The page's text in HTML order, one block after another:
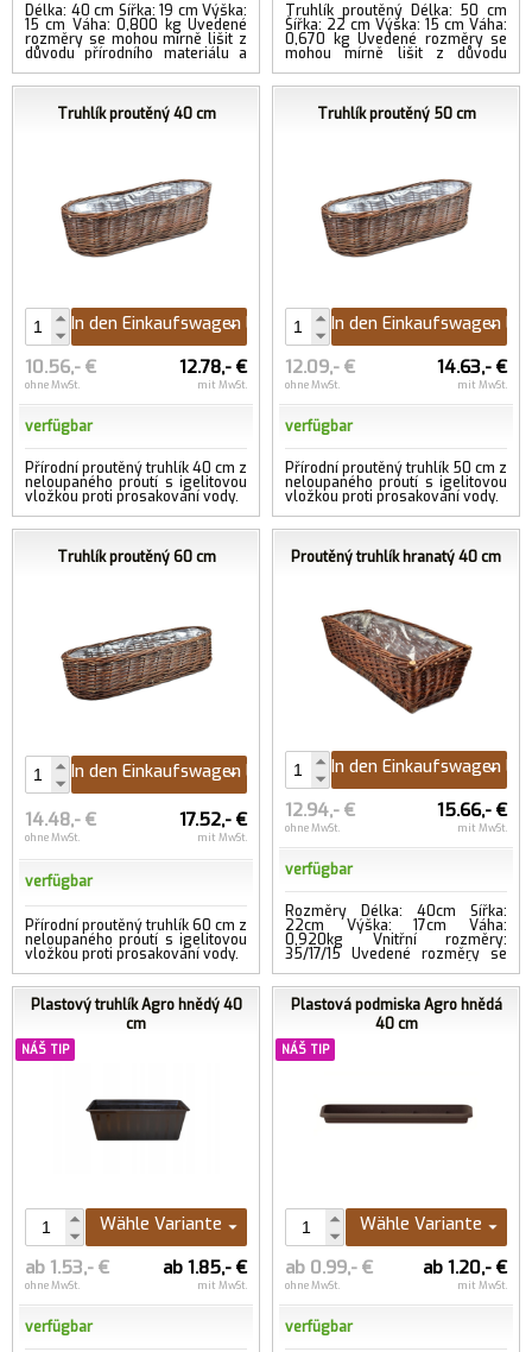
Délka: 40 cm Šířka: 19 cm Výška:
15 cm Váha: 0,800 kg Uvedené
rozměry se mohou mírně lišit z
důvodu přírodního materiálu a
Truhlík proutěný Délka: 50 cm
Šířka: 22 cm Výška: 15 cm Váha:
0,670 kg Uvedené rozměry se
mohou mírně lišit z důvodu
...mehr
Truhlík proutěný 40 cm
In den Einkaufswagen legen
10.56,- €
ohne MwSt.
12.78,- €
mit MwSt.
verfügbar
Přírodní proutěný truhlík 40 cm z
neloupaného proutí s igelitovou
vložkou proti prosakování vody.
Truhlík proutěný 50 cm
In den Einkaufswagen
12.09,- €
ohne MwSt.
14.63,- €
mit MwSt.
verfügbar
Přírodní proutěný truhlík 50 cm z
neloupaného proutí s igelitovou
vložkou proti prosakování vody.
Truhlík proutěný 60 cm
In den Einkaufswagen legen
14.48,- €
ohne MwSt.
17.52,- €
mit MwSt.
verfügbar
Přírodní proutěný truhlík 60 cm z
neloupaného proutí s igelitovou
vložkou proti prosakování vody.
Proutěný truhlík hranatý 40 cm
In den Einkaufswagen
12.94,- €
ohne MwSt.
15.66,- €
mit MwSt.
verfügbar
Rozměry Délka: 40cm Šířka:
22cm Výška: 17cm Váha:
0,920kg Vnitřní rozměry:
35/17/15 Uvedené rozměry se
přírodního m......mehr
Plastový truhlík Agro hnědý 40
cm
NÁŠ TIP
Wähle Variante
ab 1.53,- €
ohne MwSt.
ab 1.85,- €
mit MwSt.
verfügbar
Plastová podmiska Agro hnědá
40 cm
NÁŠ TIP
Wähle Variante
ab 0.99,- €
ohne MwSt.
ab 1.20,- €
mit MwSt.
verfügbar